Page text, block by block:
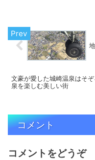
文豪が愛した城崎温泉はそ
泉を楽しむ美しい街
コメント
コメントをどうぞ